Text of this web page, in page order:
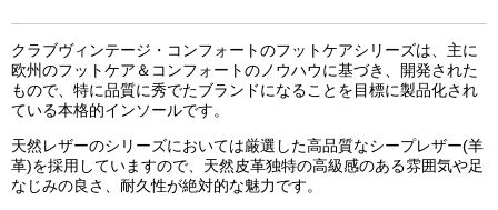
クラブヴィンテージ・コンフォートのフットケアシリーズは、主に
欧州のフットケア＆コンフォートのノウハウに基づき、開発された
もので、特に品質に秀でたブランドになることを目標に製品化され
ている本格的インソールです。
天然レザーのシリーズにおいては厳選した高品質なシープレザー(羊
革)を採用していますので、天然皮革独特の高級感のある雰囲気や足
なじみの良さ、耐久性が絶対的な魅力です。